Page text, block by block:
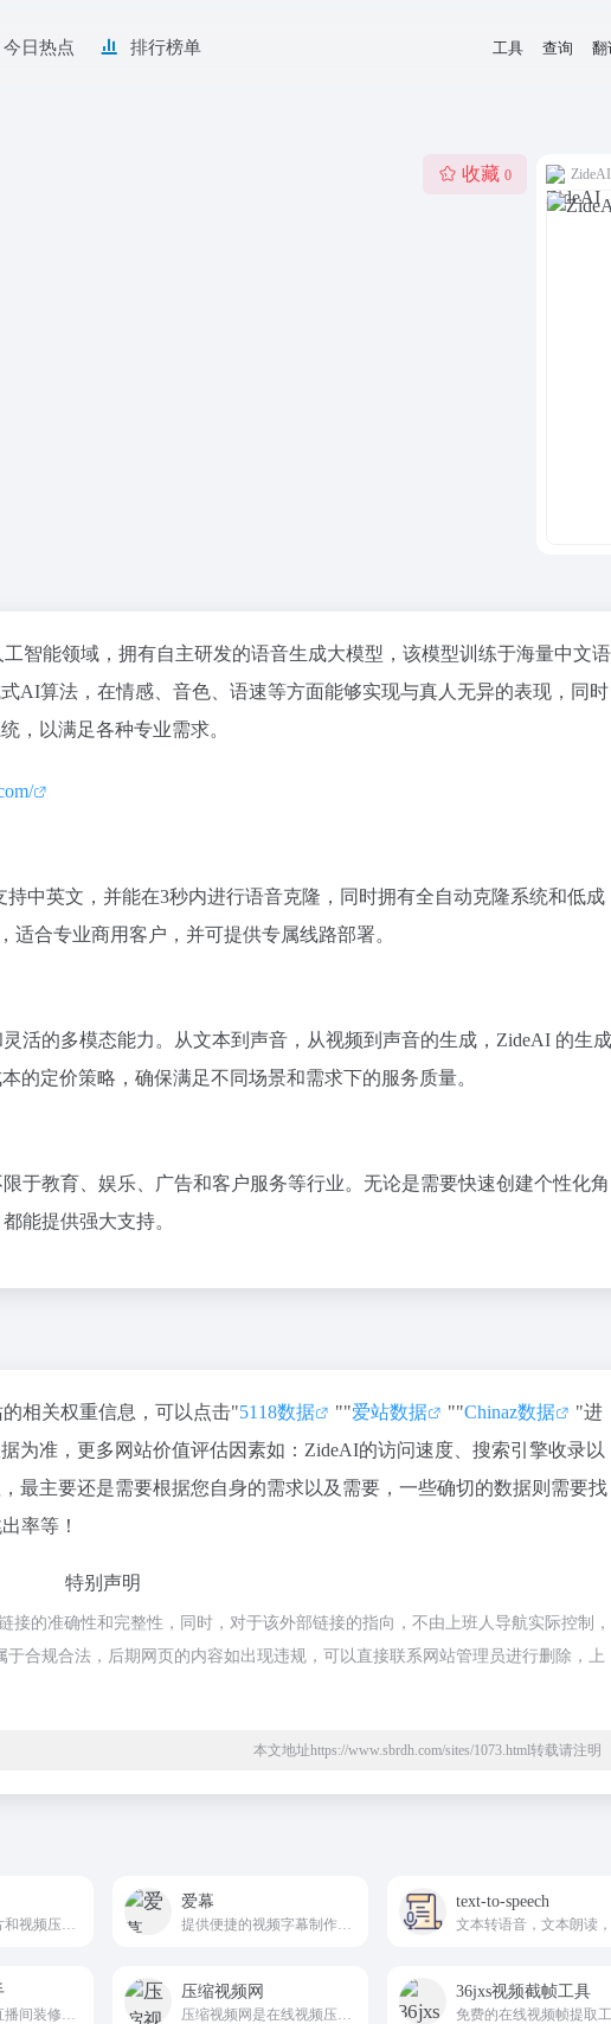
今日热点 排行榜单 工具 查询 翻
收藏 0 ZideAI
智能领域，拥有自主研发的语音生成大模型，该模型训练于海量中文语
AI算法，在情感、音色、语速等方面能够实现与真人无异的表现，同时
，以满足各种专业需求。
中英文，并能在3秒内进行语音克隆，同时拥有全自动克隆系统和低成
合专业商用客户，并可提供专属线路部署。
活的多模态能力。从文本到声音，从视频到声音的生成，ZideAI 的生成
的定价策略，确保满足不同场景和需求下的服务质量。
于教育、娱乐、广告和客户服务等行业。无论是需要快速创建个性化角
能提供强大支持。
相关权重信息，可以点击"5118数据 ""爱站数据 ""Chinaz数据
"进
为准，更多网站价值评估因素如：ZideAI的访问速度、搜索引擎收录以
最主要还是需要根据您自身的需求以及需要，一些确切的数据则需要找
率等！
特别声明
的准确性和完整性，同时，对于该外部链接的指向，不由上班人导航实际控制，
合规合法，后期网页的内容如出现违规，可以直接联系网站管理员进行删除，上
本文地址https://www.sbrdh.com/sites/1073.html转载请注明
爱幕 text-to-speech
压缩视频网 36jxs视频截帧工具
免费的在线视频帧提取